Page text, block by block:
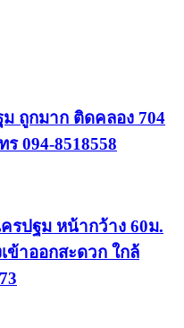
ถูกมาก ติดคลอง 704
094-8518558
รปฐม หน้ากว้าง 60ม.
ข้าออกสะดวก ใกล้